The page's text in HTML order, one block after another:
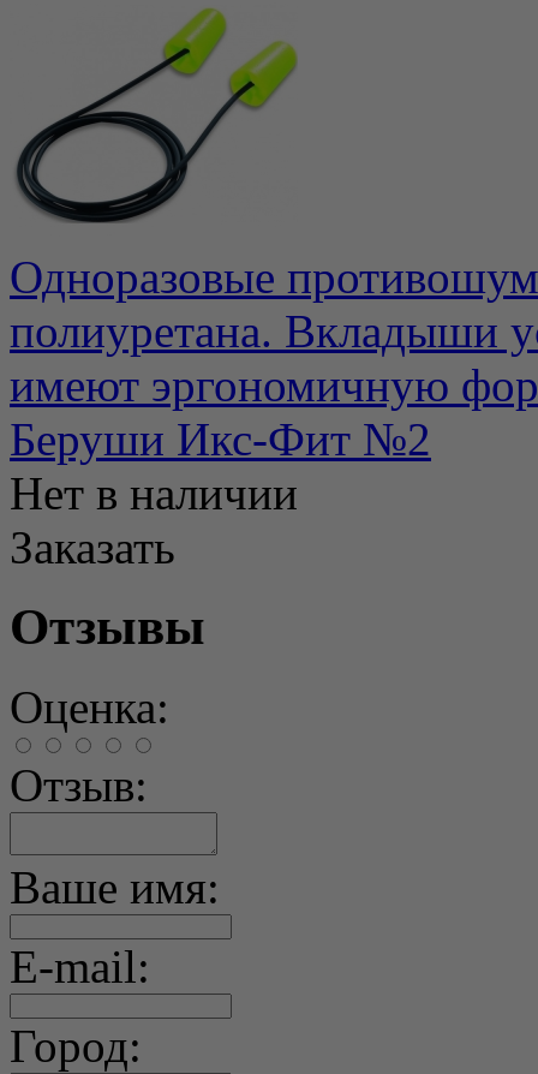
Одноразовые
полиуретана. Вкладыши
имеют эргономичную
Беруши Икс-Фит №2
Нет в наличии
Заказать
Отзывы
Оценка:
Отзыв:
Ваше имя:
E-mail:
Город: